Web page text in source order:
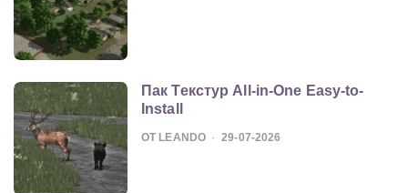
Пак Текстур All-in-One Easy-to-
Install
ОТ LEANDO 29-07-2026